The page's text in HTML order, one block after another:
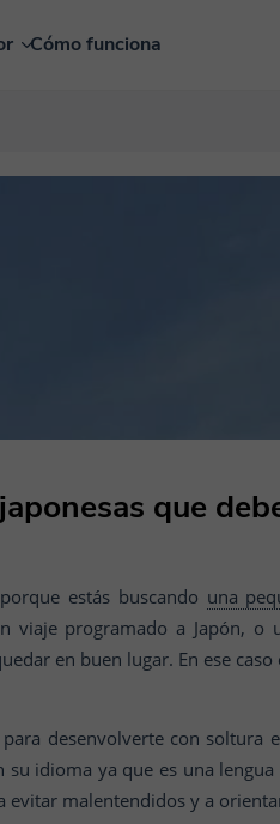
Cómo funciona
que
estás buscando una
viaje programado a Japón, o
en buen lugar. En ese
para desenvolverte con soltura
idioma ya que es una
evitar malentendidos y a